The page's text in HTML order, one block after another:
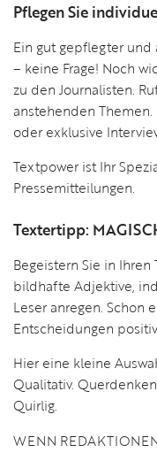
Pflegen Sie
Ein gut gepflegter
– keine Frage! Noch
zu den Journalisten.
anstehenden
oder exklusive
Textpower ist Ihr
Pressemitteilungen.
Textertipp:
Begeistern Sie in
bildhafte Adjektive,
Leser anregen. Schon
Entscheidungen
Hier eine kleine
Qualitativ.
Quirlig.
WENN